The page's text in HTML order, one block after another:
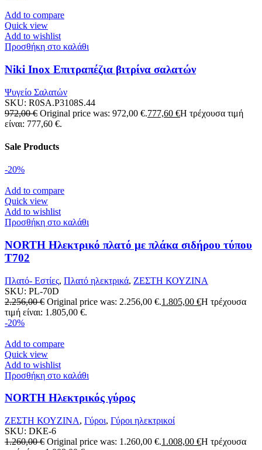
Add to compare
Quick view
Add to wishlist
Προσθήκη στο καλάθι
Niki Inox Επιτραπέζια βιτρίνα σαλατών
Ψυγείο Σαλατών
SKU: R0SA.P3108S.44
972,00€ Original price was: 972,00 €.777,60 €Η τρέχουσα τιμή
είναι: 777,60 €.
Sale Products
-20%
Add to compare
Quick view
Add to wishlist
Προσθήκη στο καλάθι
NORTH Ηλεκτρικό πλατό με πλάκα σιδήρου τύπου
T702
Πλατό- Εστίες, Πλατό ηλεκτρικά, ΖΕΣΤΗ ΚΟΥΖΙΝΑ
SKU: PL-70D
2.256,00€ Original price was: 2.256,00 €.1.805,00 €Η τρέχουσα
τιμή είναι: 1.805,00 €.
-20%
Add to compare
Quick view
Add to wishlist
Προσθήκη στο καλάθι
NORTH Ηλεκτρικός γύρος
ΖΕΣΤΗ ΚΟΥΖΙΝΑ, Γύροι, Γύροι ηλεκτρικοί
SKU: DKE-6
1.260,00€ Original price was: 1.260,00 €.1.008,00 €Η τρέχουσα